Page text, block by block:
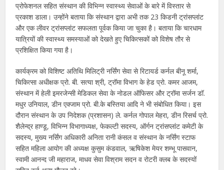
प्रोफेशनल सहित संस्थान की विभिन्न स्वास्थ्य सेवाओं के बारे में विस्तार से
प्रकाश डाला। उन्होंने बताया कि संस्थान द्वारा अभी तक 23 किडनी ट्रांसप्लांट
और एक लीवर ट्रांसप्लांट सफलता पूर्वक किया जा चुका है। बताया कि चारधाम
यात्रियों की स्वास्थ्य समस्याओं को देखते हुए चिकित्सकों को विशेष तौर से
प्रशिक्षित किया गया है।
कार्यक्रम को विशिष्ट अतिथि मिलिट्री नर्सिंग सेवा से रिटायर्ड कर्नल बीनू शर्मा,
चिकित्सा अधीक्षक प्रो. बी. सत्या श्री, ट्रॉमा विभाग के हेड प्रो. कमर आजम,
संस्थान में हेली इमरजेन्सी मेडिकल सेवा के नोडल ऑफिसर और ट्रॉमा सर्जन डॉ.
मधुर उनियाल, डीन एक्जाम प्रो. बी.के बस्तिया आदि ने भी संबोधित किया। इस
दौरान संस्थान के उप निदेशक (प्रशासन) ले. कर्नल गोपाल मेहरा, डीन रिसर्च प्रो.
शैलेन्द्र हाण्डू, विभिन्न विभागाध्यक्ष, फेकल्टी सदस्य, ऑर्गन ट्रांसप्लांट कमेटी के
सदस्य, मुख्य नर्सिंग अधिकारी अनिता रानी कंसल व संस्थान के नर्सिंग स्टाफ
सहित महिला आयोग की अध्यक्ष कुसुम कंडवाल, ऋषिकेश मेयर शम्भू पासवान,
स्वामी आनन्द जी महाराज, माधव सेवा विश्राम सदन व रोटरी क्लब के सदस्यों